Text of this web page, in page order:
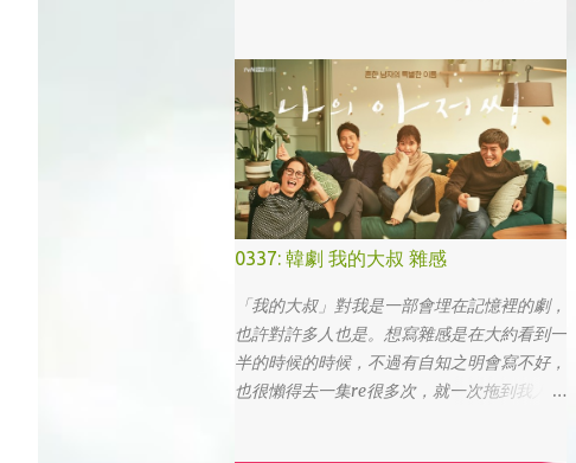
出不太想帶滑鼠，所以動作還是比較慢)，這
兩者還是有效率多了。 想來想去，iPad能夠
比電腦還有生產力的部份可能會落在畫圖這一
塊吧... 可惜大一畫了一個學期的蛋之後，我就
知道我在這一塊應該是沒啥天份的XD
0337: 韓劇 我的大叔 雜感
「我的大叔」對我是一部會埋在記憶裡的劇，
也許對許多人也是。想寫雜感是在大約看到一
半的時候的時候，不過有自知之明會寫不好，
也很懶得去一集re很多次，就一次拖到我人生